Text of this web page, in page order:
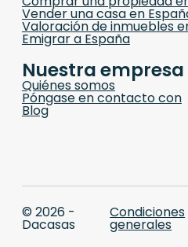
Vender una casa en
Valoración de inmuebles
Emigrar a España
Nuestra empresa
Quiénes somos
Póngase en contacto con
Blog
© 2026 -
Dacasas
Condiciones
generales